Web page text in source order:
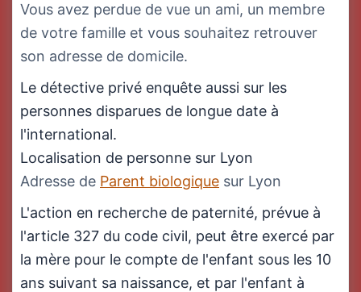
Vous avez perdue de vue un ami, un membre
de votre famille et vous souhaitez retrouver
son adresse de domicile.
Le détective privé enquête aussi sur les
personnes disparues de longue date à
l'international.
Localisation de personne sur Lyon
Adresse de Parent biologique sur Lyon
L'action en recherche de paternité, prévue à
l'article 327 du code civil, peut être exercé par
la mère pour le compte de l'enfant sous les 10
ans suivant sa naissance, et par l'enfant à